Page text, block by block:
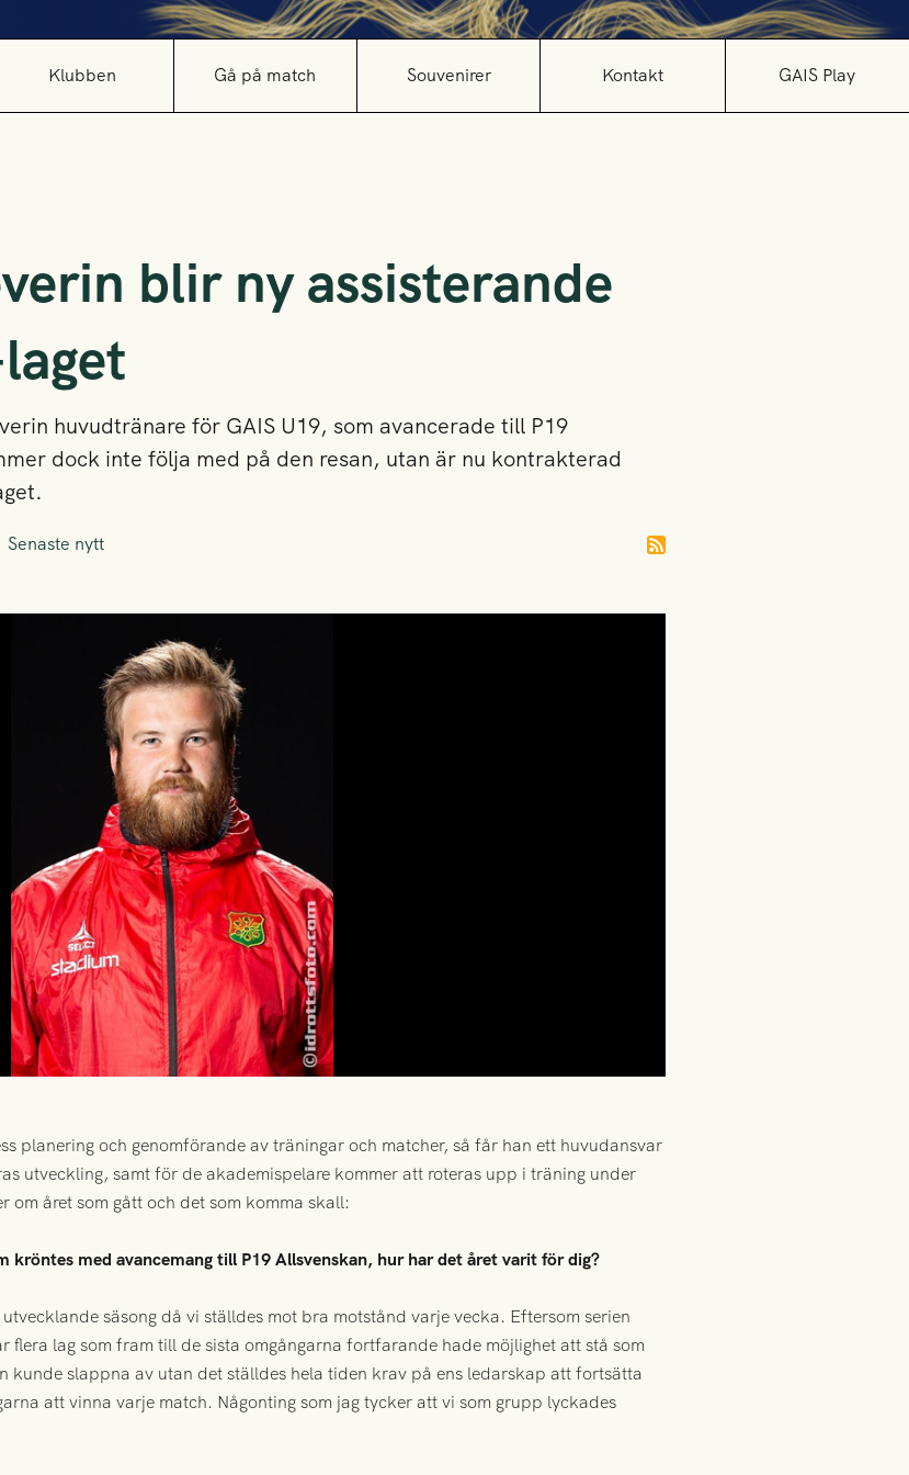
Klubben Gå på match Souvenirer Kontakt GAIS Play
blir ny assisterande
huvudtränare för GAIS U19, som avancerade till P19
dock inte följa med på den resan, utan är nu kontrakterad
Senaste nytt
planering och genomförande av träningar och matcher, så får han ett huvudansvar
utveckling, samt för de akademispelare kommer att roteras upp i träning under
om året som gått och det som komma skall:
kröntes med avancemang till P19 Allsvenskan, hur har det året varit för dig?
säsong då vi ställdes mot bra motstånd varje vecka. Eftersom serien
flera lag som fram till de sista omgångarna fortfarande hade möjlighet att stå som
kunde slappna av utan det ställdes hela tiden krav på ens ledarskap att fortsätta
att vinna varje match. Någonting som jag tycker att vi som grupp lyckades